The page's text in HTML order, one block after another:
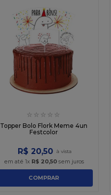
☆ ☆ ☆ ☆ ☆
Topper Bolo Flork Meme 4un
Festcolor
R$ 20,50
em até 1x R$ 20,50sem juros
COMPRAR